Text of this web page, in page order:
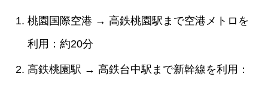
桃園国際空港 → 高鉄桃園駅まで空港メトロを
利用：約20分
高鉄桃園駅 → 高鉄台中駅まで新幹線を利用：